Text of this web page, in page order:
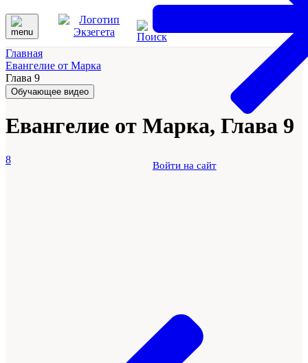
Войти на сайт
Главная
Евангелие от Марка
Глава 9
Обучающее видео
Евангелие от Марка, Глава 9
8